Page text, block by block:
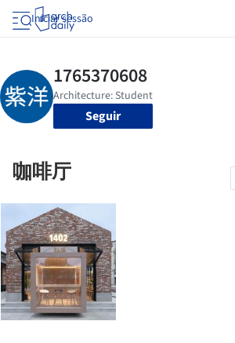
Iniciar sessão
Seguir
咖啡厅